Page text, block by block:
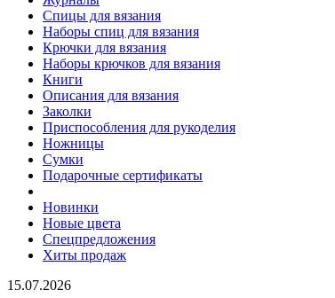
Спицы для вязания
Наборы спиц для вязания
Крючки для вязания
Наборы крючков для вязания
Книги
Описания для вязания
Заколки
Приспособления для рукоделия
Ножницы
Сумки
Подарочные сертификаты
Новинки
Новые цвета
Спецпредложения
Хиты продаж
15.07.2026